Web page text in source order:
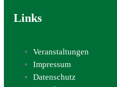
Links
Veranstaltungen
Impressum
Datenschutz